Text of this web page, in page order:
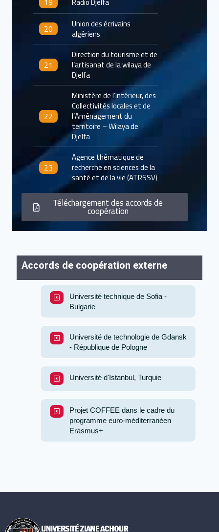
20 Union des écrivains
algériens
21
Direction du tourisme et de
l’artisanat de la wilaya de
Djelfa
22
Ministère de l’Intérieur, des
Collectivités locales et de
l’Aménagement du
territoire – Wilaya de
Djelfa
23
Agence thématique de
recherche en sciences de la
santé et de la vie (ATRSSV)
Téléchargement des accords de
coopération
Accords de coopération externe
Université technique de Sofia -
Bulgarie
Université de technologie de Gdansk
- République de Pologne
Université d'Istanbul, Turquie
Projet COFFEE dans le cadre du
programme euro-méditerranéen
Erasmus+